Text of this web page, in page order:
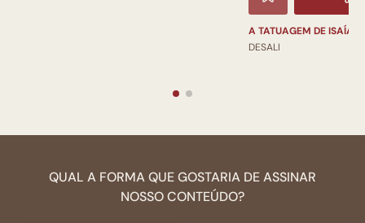
A TATUAGEM DE ISAÍAS
DESALI
QUAL A FORMA QUE GOSTARIA DE ASSINAR
NOSSO CONTEÚDO?